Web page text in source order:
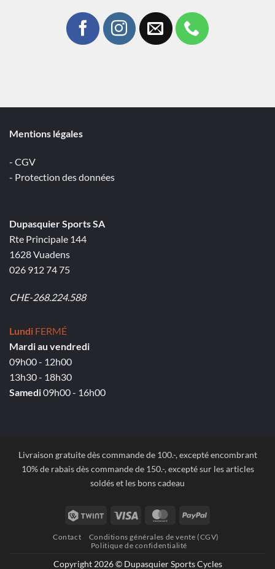
Mentions légales
- CGV
- Protection des données
Dupasquier Sports SA
Rte Principale 144
1628 Vuadens
026 912 74 75
CHE-268.224.588
Lundi FERMÉ
Mardi au vendredi
09h00 - 12h00
13h30 - 18h30
Samedi09h00 - 16h00
Livraison gratuite dès commande de 100.-, excepté encombrant
10% de rabais dès commande de 150.-, excepté sur les articles
soldés et les bons cadeau
Twint Visa MasterCardPayPal
Contact
Conditions générales de vente (CGV)
Politique de confidentialité
Copyright 2026 © Dupasquier Sports Cycles